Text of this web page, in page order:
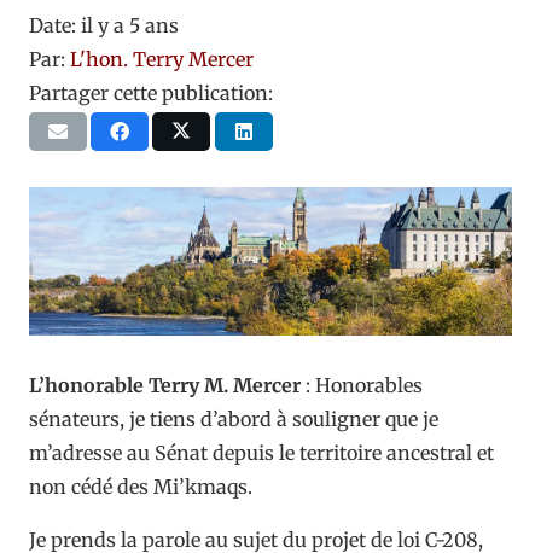
Date: il y a 5 ans
Par: L'hon. Terry Mercer
Partager cette publication:
L’honorable Terry M. Mercer : Honorables
sénateurs, je tiens d’abord à souligner que je
m’adresse au Sénat depuis le territoire ancestral et
non cédé des Mi’kmaqs.
Je prends la parole au sujet du projet de loi C-208,